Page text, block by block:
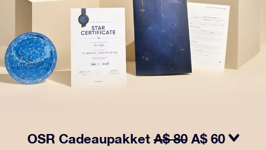
OSR CadeaupakketA$ 80 A$ 60